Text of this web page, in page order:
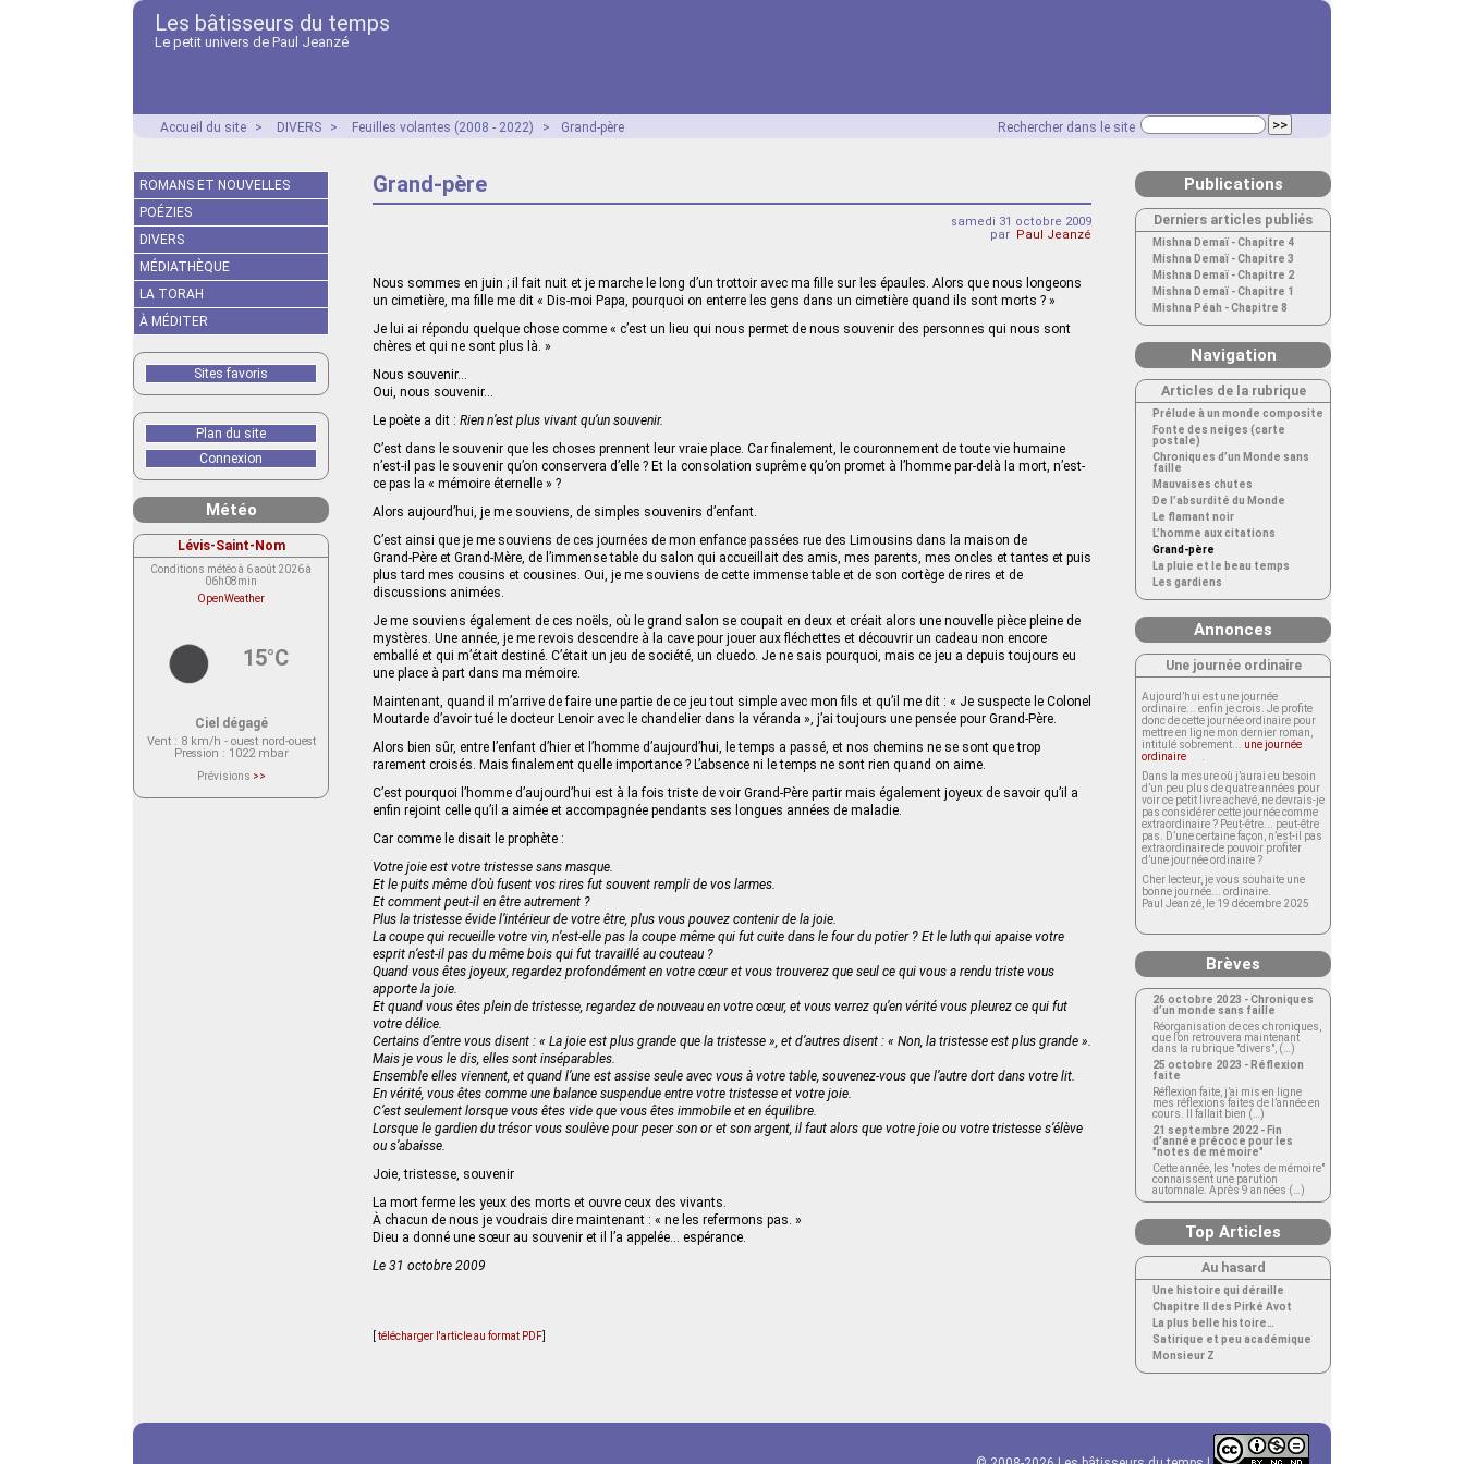
Les bâtisseurs du temps
Le petit univers de Paul Jeanzé
Rechercher dans le site
Accueil du site > DIVERS > Feuilles volantes (2008 - 2022) > Grand-père
Grand-père
samedi 31 octobre 2009
par Paul Jeanzé
Nous sommes en juin ; il fait nuit et je marche le long d’un trottoir avec ma fille sur les épaules. Alors que nous longeons
un cimetière, ma fille me dit « Dis-moi Papa, pourquoi on enterre les gens dans un cimetière quand ils sont morts ? »
Je lui ai répondu quelque chose comme « c’est un lieu qui nous permet de nous souvenir des personnes qui nous sont
chères et qui ne sont plus là. »
Nous souvenir…
Oui, nous souvenir…
Le poète a dit : Rien n’est plus vivant qu’un souvenir.
C’est dans le souvenir que les choses prennent leur vraie place. Car finalement, le couronnement de toute vie humaine
n’est-il pas le souvenir qu’on conservera d’elle ? Et la consolation suprême qu’on promet à l’homme par-delà la mort, n’est-
ce pas la « mémoire éternelle » ?
Alors aujourd’hui, je me souviens, de simples souvenirs d’enfant.
C’est ainsi que je me souviens de ces journées de mon enfance passées rue des Limousins dans la maison de
Grand‑Père et Grand‑Mère, de l’immense table du salon qui accueillait des amis, mes parents, mes oncles et tantes et puis
plus tard mes cousins et cousines. Oui, je me souviens de cette immense table et de son cortège de rires et de
discussions animées.
Je me souviens également de ces noëls, où le grand salon se coupait en deux et créait alors une nouvelle pièce pleine de
mystères. Une année, je me revois descendre à la cave pour jouer aux fléchettes et découvrir un cadeau non encore
emballé et qui m’était destiné. C’était un jeu de société, un cluedo. Je ne sais pourquoi, mais ce jeu a depuis toujours eu
une place à part dans ma mémoire.
Maintenant, quand il m’arrive de faire une partie de ce jeu tout simple avec mon fils et qu’il me dit : « Je suspecte le Colonel
Moutarde d’avoir tué le docteur Lenoir avec le chandelier dans la véranda », j’ai toujours une pensée pour Grand-Père.
Alors bien sûr, entre l’enfant d’hier et l’homme d’aujourd’hui, le temps a passé, et nos chemins ne se sont que trop
rarement croisés. Mais finalement quelle importance ? L’absence ni le temps ne sont rien quand on aime.
C’est pourquoi l’homme d’aujourd’hui est à la fois triste de voir Grand-Père partir mais également joyeux de savoir qu’il a
enfin rejoint celle qu’il a aimée et accompagnée pendants ses longues années de maladie.
Car comme le disait le prophète :
Votre joie est votre tristesse sans masque.
Et le puits même d’où fusent vos rires fut souvent rempli de vos larmes.
Et comment peut-il en être autrement ?
Plus la tristesse évide l’intérieur de votre être, plus vous pouvez contenir de la joie.
La coupe qui recueille votre vin, n’est-elle pas la coupe même qui fut cuite dans le four du potier ? Et le luth qui apaise votre
esprit n’est-il pas du même bois qui fut travaillé au couteau ?
Quand vous êtes joyeux, regardez profondément en votre cœur et vous trouverez que seul ce qui vous a rendu triste vous
apporte la joie.
Et quand vous êtes plein de tristesse, regardez de nouveau en votre cœur, et vous verrez qu’en vérité vous pleurez ce qui fut
votre délice.
Certains d’entre vous disent : « La joie est plus grande que la tristesse », et d’autres disent : « Non, la tristesse est plus grande ».
Mais je vous le dis, elles sont inséparables.
Ensemble elles viennent, et quand l’une est assise seule avec vous à votre table, souvenez-vous que l’autre dort dans votre lit.
En vérité, vous êtes comme une balance suspendue entre votre tristesse et votre joie.
C’est seulement lorsque vous êtes vide que vous êtes immobile et en équilibre.
Lorsque le gardien du trésor vous soulève pour peser son or et son argent, il faut alors que votre joie ou votre tristesse s’élève
ou s’abaisse.
Joie, tristesse, souvenir
La mort ferme les yeux des morts et ouvre ceux des vivants.
À chacun de nous je voudrais dire maintenant : « ne les refermons pas. »
Dieu a donné une sœur au souvenir et il l’a appelée… espérance.
Le 31 octobre 2009
télécharger l'article au format PDF
ROMANS ET NOUVELLES
POÉZIES
DIVERS
MÉDIATHÈQUE
LA TORAH
À MÉDITER
Sites favoris
Plan du site
Connexion
Météo
Lévis-Saint-Nom
Conditions météo à 6 août 2026 à
06h08min
OpenWeather
15°C
Ciel dégagé
Vent: 8 km/h - ouest nord-ouest
Pression : 1022 mbar
Prévisions >>
actuellement aucune prévision
Publications
Derniers articles publiés
Mishna Demaï - Chapitre 4
Mishna Demaï - Chapitre 3
Mishna Demaï - Chapitre 2
Mishna Demaï - Chapitre 1
Mishna Péah - Chapitre 8
Navigation
Articles de la rubrique
Prélude à un monde composite
Fonte des neiges (carte
postale)
Chroniques d’un Monde sans
faille
Mauvaises chutes
De l’absurdité du Monde
Le flamant noir
L’homme aux citations
Grand-père
La pluie et le beau temps
Les gardiens
Annonces
Une journée ordinaire
Aujourd’hui est une journée
ordinaire... enfin je crois. Je profite
donc de cette journée ordinaire pour
mettre en ligne mon dernier roman,
intitulé sobrement... une journée
ordinaire
Dans la mesure où j’aurai eu besoin
d’un peu plus de quatre années pour
voir ce petit livre achevé, ne devrais-je
pas considérer cette journée comme
extraordinaire ? Peut-être... peut-être
pas. D’une certaine façon, n’est-il pas
extraordinaire de pouvoir profiter
d’une journée ordinaire ?
Cher lecteur, je vous souhaite une
bonne journée... ordinaire.
Paul Jeanzé, le 19 décembre 2025
Brèves
26 octobre 2023 - Chroniques
d’un monde sans faille
Réorganisation de ces chroniques,
que l’on retrouvera maintenant
dans la rubrique "divers", (…)
25 octobre 2023 - Réflexion
faite
Réflexion faite, j’ai mis en ligne
mes réflexions faites de l’année en
cours. Il fallait bien (…)
21 septembre 2022 - Fin
d’année précoce pour les
"notes de mémoire"
Cette année, les "notes de mémoire"
connaissent une parution
automnale. Après 9 années (…)
Top Articles
Au hasard
Une histoire qui déraille
Chapitre II des Pirké Avot
La plus belle histoire…
Satirique et peu académique
Monsieur Z